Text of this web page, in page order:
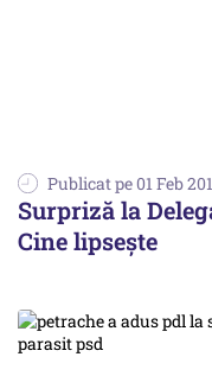
Publicat pe 01 Feb
Surpriză la
Cine lipsește